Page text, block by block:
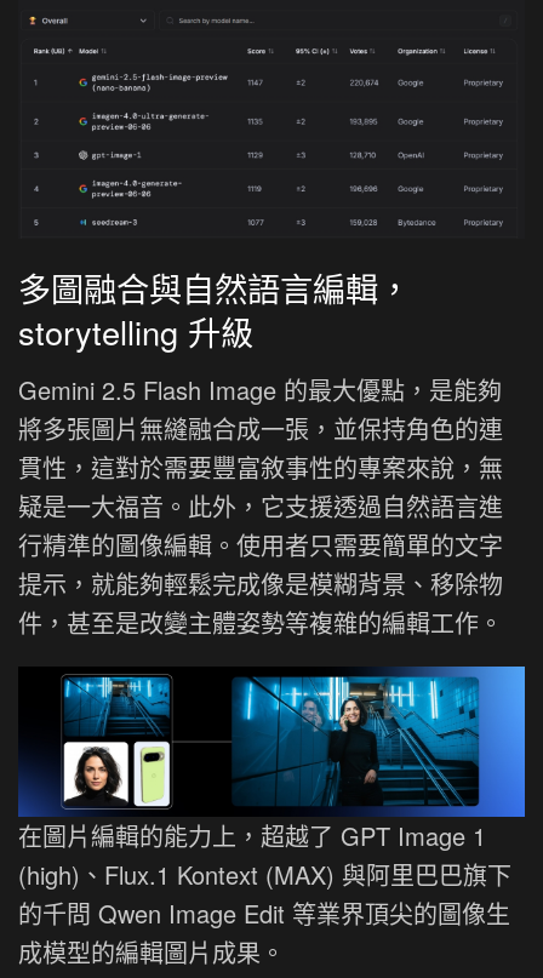
多圖融合與自然語言編輯，
storytelling 升級
Gemini 2.5 Flash Image 的最大優點，是能夠
將多張圖片無縫融合成一張，並保持角色的連
貫性，這對於需要豐富敘事性的專案來說，無
疑是一大福音。此外，它支援透過自然語言進
行精準的圖像編輯。使用者只需要簡單的文字
提示，就能夠輕鬆完成像是模糊背景、移除物
件，甚至是改變主體姿勢等複雜的編輯工作。
在圖片編輯的能力上，超越了 GPT Image 1
(high)、Flux.1 Kontext (MAX) 與阿里巴巴旗下
的千問 Qwen Image Edit 等業界頂尖的圖像生
成模型的編輯圖片成果。